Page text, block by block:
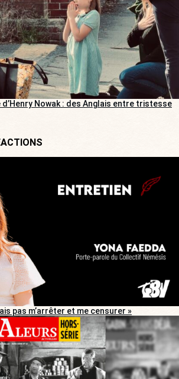
d’Henry Nowak : des Anglais entre tristesse
pas m’arrêter et me censurer »